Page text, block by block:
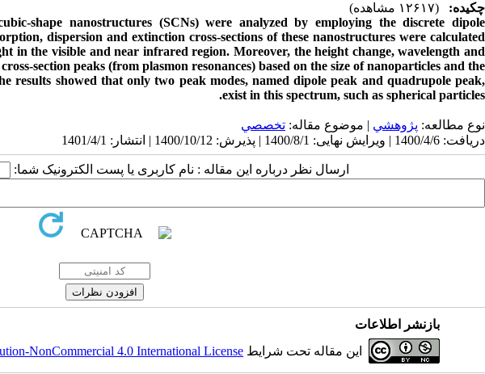
چکیده:
(۱۲۶۱۷ مشاهده)
shape nanostructures (SCNs) were analyzed by employing the discrete dipole
dispersion and extinction cross-sections of these nanostructures were calculated
in the visible and near infrared region. Moreover, the height change, wavelength and
section peaks (from plasmon resonances) based on the size of nanoparticles and the
results showed that only two peak modes, named dipole peak and quadrupole peak,
exist in this spectrum, such as spherical particles.
نوع مطالعه: پژوهشي | موضوع مقاله: تخصصي
دریافت: 1400/4/6 | ویرایش نهایی: 1400/8/1 | پذیرش: 1400/10/12 | انتشار: 1401/4/1
ارسال نظر درباره این مقاله : نام کاربری یا پست الکترونیک شما:
بازنشر اطلاعات
این مقاله تحت شرایط NonCommercial 4.0 International License